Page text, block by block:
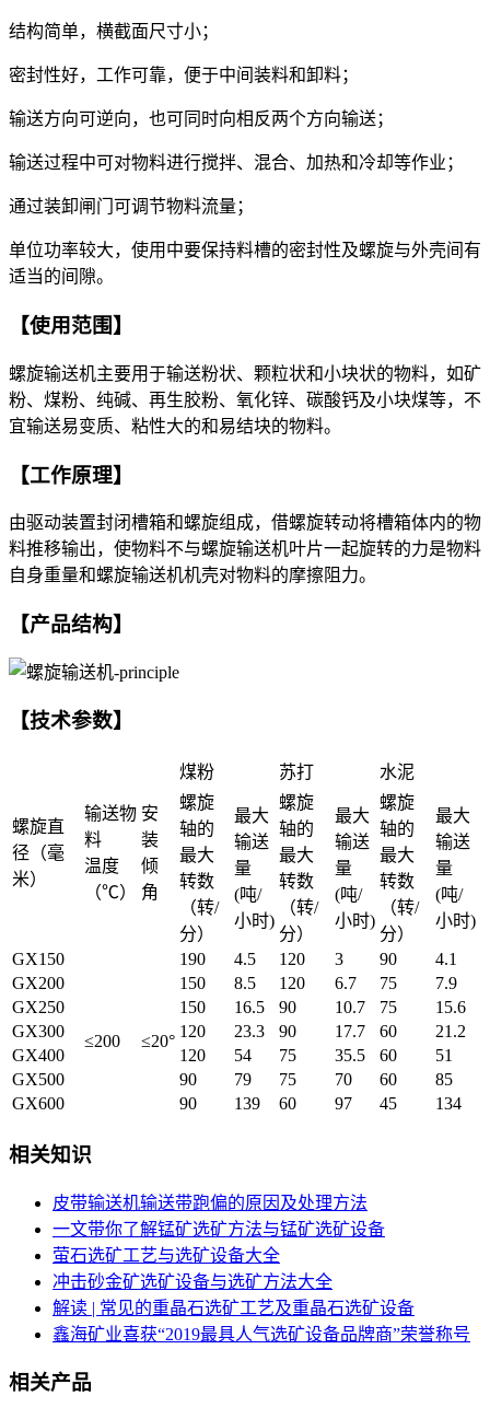
结构简单，横截面尺寸小；
密封性好，工作可靠，便于中间装料和卸料；
输送方向可逆向，也可同时向相反两个方向输送；
输送过程中可对物料进行搅拌、混合、加热和冷却等作业；
通过装卸闸门可调节物料流量；
单位功率较大，使用中要保持料槽的密封性及螺旋与外壳间有
适当的间隙。
【使用范围】
螺旋输送机主要用于输送粉状、颗粒状和小块状的物料，如矿
粉、煤粉、纯碱、再生胶粉、氧化锌、碳酸钙及小块煤等，不
宜输送易变质、粘性大的和易结块的物料。
【工作原理】
由驱动装置封闭槽箱和螺旋组成，借螺旋转动将槽箱体内的物
料推移输出，使物料不与螺旋输送机叶片一起旋转的力是物料
自身重量和螺旋输送机机壳对物料的摩擦阻力。
【产品结构】
【技术参数】
螺旋直
径（毫
米）
输送物
料
温度
（℃）
安
装
倾
角
煤粉 苏打
水泥
螺旋
轴的
最大
转数
（转/
分）
最大
输送
量
(吨/
小时)
螺旋
轴的
最大
转数
（转/
分）
最大
输送
量
(吨/
小时)
螺旋
轴的
最大
转数
（转/
分）
最大
输送
量
(吨/
小时)
GX150
≤200 ≤20°
190 4.5 120 3 90
4.1
GX200
150 8.5 120 6.7 75
7.9
GX250
150 16.5 90 10.7 75
15.6
GX300
120 23.3 90 17.7 60
21.2
GX400
120 54 75 35.5 60
51
GX500
90 79 75 70 60
85
GX600
90 139 60 97 45 134
相关知识
皮带输送机输送带跑偏的原因及处理方法
一文带你了解锰矿选矿方法与锰矿选矿设备
萤石选矿工艺与选矿设备大全
冲击砂金矿选矿设备与选矿方法大全
解读 | 常见的重晶石选矿工艺及重晶石选矿设备
鑫海矿业喜获“2019最具人气选矿设备品牌商”荣誉称号
相关产品